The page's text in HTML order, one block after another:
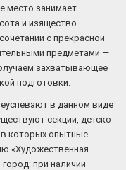
место занимает
и изящество
с прекрасной
предметами —
захватывающее
подготовки.
в данном виде
секции, детско-
которых опытные
«Художественная
при наличии